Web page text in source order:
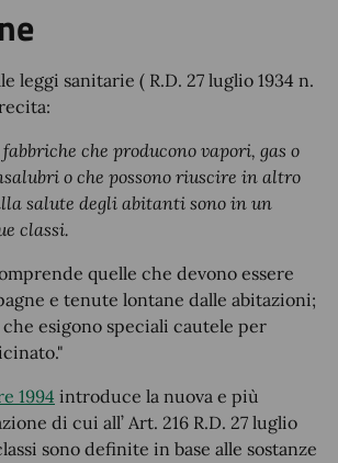
leggi sanitarie ( R.D. 27 luglio 1934 n.
che producono vapori, gas o
o che possono riuscire in altro
salute degli abitanti sono in un
classi.
quelle che devono essere
e tenute lontane dalle abitazioni;
esigono speciali cautele per
1994 introduce la nuova e più
di cui all’ Art. 216 R.D. 27 luglio
sono definite in base alle sostanze